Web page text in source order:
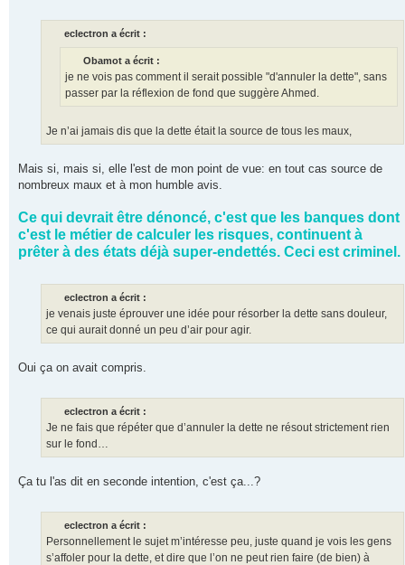
eclectron a écrit :
Obamot a écrit :
je ne vois pas comment il serait possible "d'annuler la dette", sans
passer par la réflexion de fond que suggère Ahmed.
Je n’ai jamais dis que la dette était la source de tous les maux,
Mais si, mais si, elle l'est de mon point de vue: en tout cas source de
nombreux maux et à mon humble avis.
Ce qui devrait être dénoncé, c'est que les banques dont
c'est le métier de calculer les risques, continuent à
prêter à des états déjà super-endettés. Ceci est criminel.
eclectron a écrit :
je venais juste éprouver une idée pour résorber la dette sans douleur,
ce qui aurait donné un peu d’air pour agir.
Oui ça on avait compris.
eclectron a écrit :
Je ne fais que répéter que d’annuler la dette ne résout strictement rien
sur le fond…
Ça tu l'as dit en seconde intention, c'est ça...?
eclectron a écrit :
Personnellement le sujet m’intéresse peu, juste quand je vois les gens
s’affoler pour la dette, et dire que l’on ne peut rien faire (de bien) à